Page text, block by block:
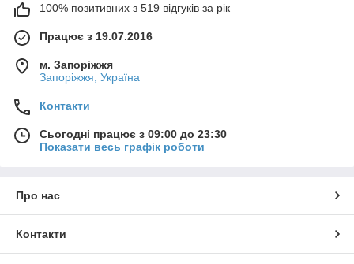
100% позитивних з 519 відгуків за рік
Працює з 19.07.2016
м. Запоріжжя
Запоріжжя, Україна
Контакти
Сьогодні працює з 09:00 до 23:30
Показати весь графік роботи
Про нас
Контакти